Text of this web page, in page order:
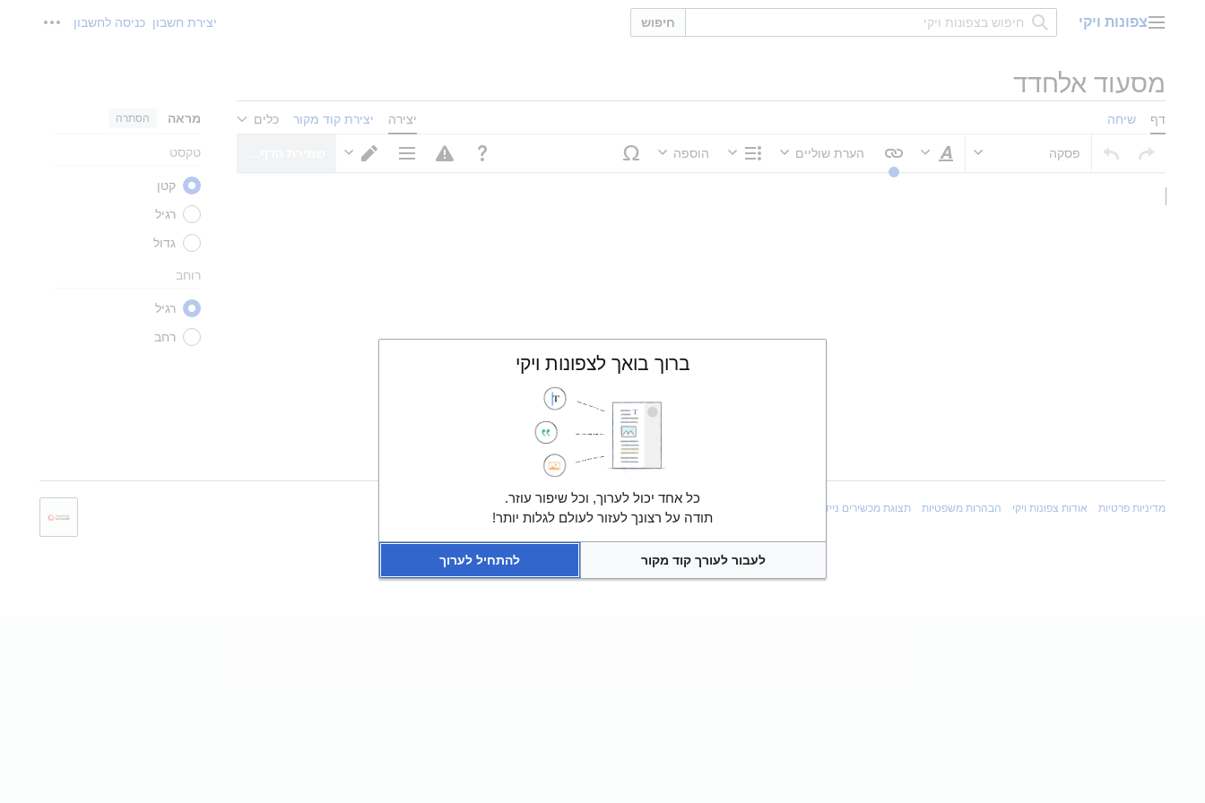
תפריט ראשיצפונות ויקי חיפוש יצירת חשבון כניסה לחשבוןכלים אישיים
מסעוד אלחדד
דף שיחה יצירה יצירת קוד מקור כלים מראה הסתרה
טקסט
קטן
רגיל
גדול
רוחב
רגיל
רחב
פסקה
סגנוּן טקסט
הערת שוליים
הוספה
מדיניות פרטיות אודות צפונות ויקי הבהרות משפטיות תצוגת מכשירים ניידים
ברוך בואך לצפונות ויקי
כל אחד יכול לערוך, וכל שיפור עוזר.
תודה על רצונך לעזור לעולם לגלות יותר!
לעבור לעורך קוד מקור להתחיל לערוך